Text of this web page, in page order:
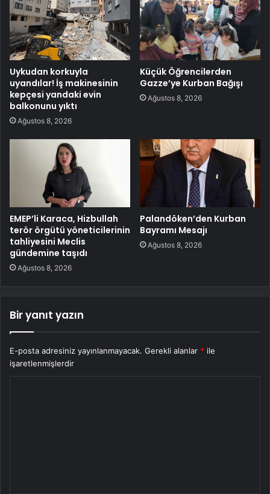
Uykudan korkuyla
uyandılar! İş makinesinin
kepçesi yandaki evin
balkonunu yıktı
Ağustos 8, 2026
Küçük Öğrencilerden
Gazze’ye Kurban Bağışı
Ağustos 8, 2026
EMEP’li Karaca, Hizbullah
terör örgütü yöneticilerinin
tahliyesini Meclis
gündemine taşıdı
Ağustos 8, 2026
Palandöken’den Kurban
Bayramı Mesajı
Ağustos 8, 2026
Bir yanıt yazın
E-posta adresiniz yayınlanmayacak. Gerekli alanlar * ile
işaretlenmişlerdir